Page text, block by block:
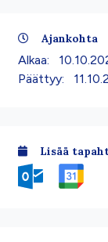
Ajankohta
Alkaa:
Päättyy:
Lisää